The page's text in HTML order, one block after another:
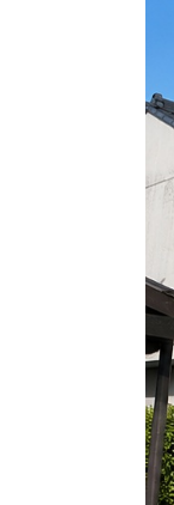
サイトマップ